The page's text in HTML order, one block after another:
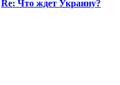
Re: Что ждет Украину?